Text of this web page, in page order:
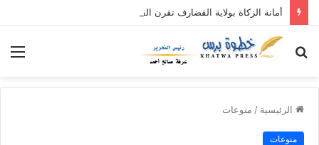
الرئيسية / منوعات
منوعات